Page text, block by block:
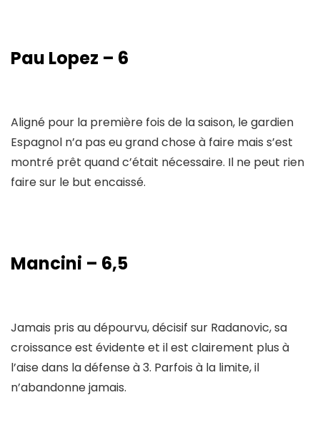
Pau Lopez – 6
Aligné pour la première fois de la saison, le gardien
Espagnol n’a pas eu grand chose à faire mais s’est
montré prêt quand c’était nécessaire. Il ne peut rien
faire sur le but encaissé.
Mancini – 6,5
Jamais pris au dépourvu, décisif sur Radanovic, sa
croissance est évidente et il est clairement plus à
l’aise dans la défense à 3. Parfois à la limite, il
n’abandonne jamais.